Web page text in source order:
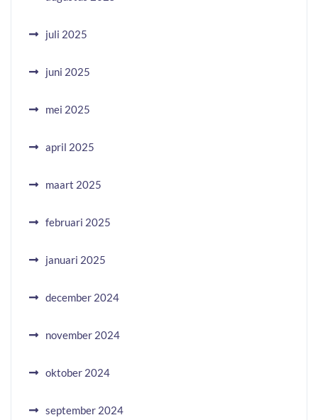
juli 2025
juni 2025
mei 2025
april 2025
maart 2025
februari 2025
januari 2025
december 2024
november 2024
oktober 2024
september 2024